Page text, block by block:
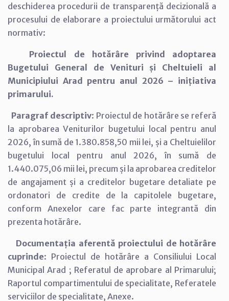
deschiderea procedurii de transparență decizională a
procesului de elaborare a proiectului următorului act
normativ:
Proiectul de hotărâre privind adoptarea
Bugetului General de Venituri și Cheltuieli al
Municipiului Arad pentru anul 2026 – inițiativa
primarului.
Paragraf descriptiv: Proiectul de hotărâre se referă
la aprobarea Veniturilor bugetului local pentru anul
2026, în sumă de 1.380.858,50 mii lei, și a Cheltuielilor
bugetului local pentru anul 2026, în sumă de
1.440.075,06 mii lei, precum și la aprobarea creditelor
de angajament și a creditelor bugetare detaliate pe
ordonatori de credite de la capitolele bugetare,
conform Anexelor care fac parte integrantă din
prezenta hotărâre.
Documentația aferentă proiectului de hotărâre
cuprinde: Proiectul de hotărâre a Consiliului Local
Municipal Arad ; Referatul de aprobare al Primarului;
Raportul compartimentului de specialitate, Referatele
serviciilor de specialitate, Anexe.